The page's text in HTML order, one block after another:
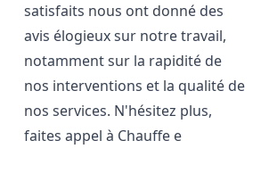
satisfaits nous ont donné des
avis élogieux sur notre travail,
notamment sur la rapidité de
nos interventions et la qualité de
nos services. N'hésitez plus,
faites appel à Chauffe e